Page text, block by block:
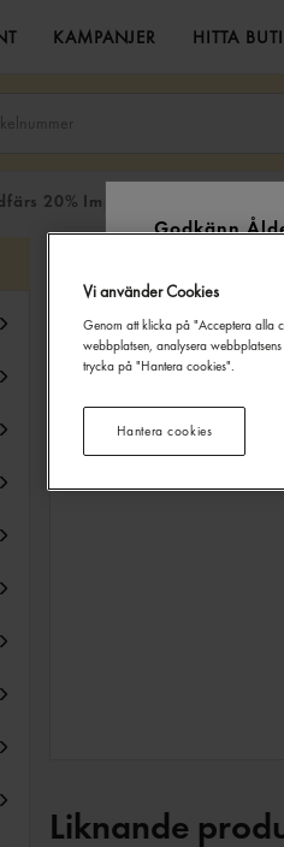
KAMPANJER HITTA
20% Import 2,5kg Gastrino
Liknande
Godkänn
och besök på
JAG ÄR
Vi använder Cookies
Genom att klicka på "Acceptera alla
webbplatsen, analysera
trycka på "Hantera cookies".
Hantera cookies